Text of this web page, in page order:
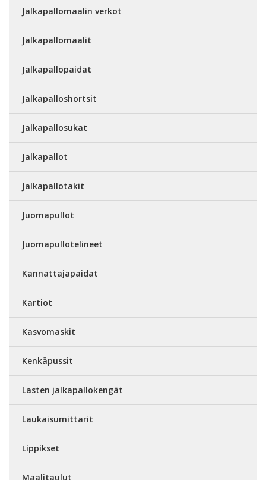
Jalkapallomaalin verkot
Jalkapallomaalit
Jalkapallopaidat
Jalkapalloshortsit
Jalkapallosukat
Jalkapallot
Jalkapallotakit
Juomapullot
Juomapullotelineet
Kannattajapaidat
Kartiot
Kasvomaskit
Kenkäpussit
Lasten jalkapallokengät
Laukaisumittarit
Lippikset
Maalitaulut